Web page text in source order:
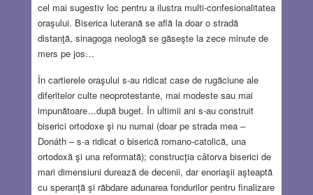
cel mai sugestiv loc pentru a ilustra multi-confesionalitatea
oraşului. Biserica luterană se află la doar o stradă
distanţă, sinagoga neologă se găseşte la zece minute de
mers pe jos…
În cartierele oraşului s-au ridicat case de rugăciune ale
diferitelor culte neoprotestante, mai modeste sau mai
impunătoare…după buget. În ultimii ani s-au construit
biserici ortodoxe şi nu numai (doar pe strada mea –
Donáth – s-a ridicat o biserică romano-catolică, una
ortodoxă şi una reformată); construcţia câtorva biserici de
mari dimensiuni durează de decenii, dar enoriaşii aşteaptă
cu speranţă şi răbdare adunarea fondurilor pentru finalizare